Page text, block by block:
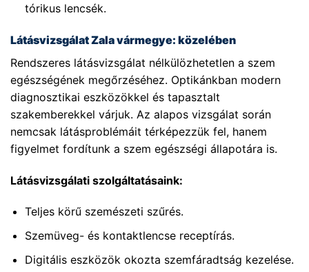
tórikus lencsék.
Látásvizsgálat Zala vármegye: közelében
Rendszeres látásvizsgálat nélkülözhetetlen a szem
egészségének megőrzéséhez. Optikánkban modern
diagnosztikai eszközökkel és tapasztalt
szakemberekkel várjuk. Az alapos vizsgálat során
nemcsak látásproblémáit térképezzük fel, hanem
figyelmet fordítunk a szem egészségi állapotára is.
Látásvizsgálati szolgáltatásaink:
Teljes körű szemészeti szűrés.
Szemüveg- és kontaktlencse receptírás.
Digitális eszközök okozta szemfáradtság kezelése.